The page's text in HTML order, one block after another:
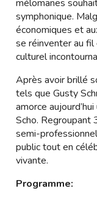
mélomanes
symphonique.
économiques et
se réinventer au
culturel
Après avoir brillé
tels que Gusty
amorce
Scho. Regroupant
semi-
public tout en
vivante.
Programme: